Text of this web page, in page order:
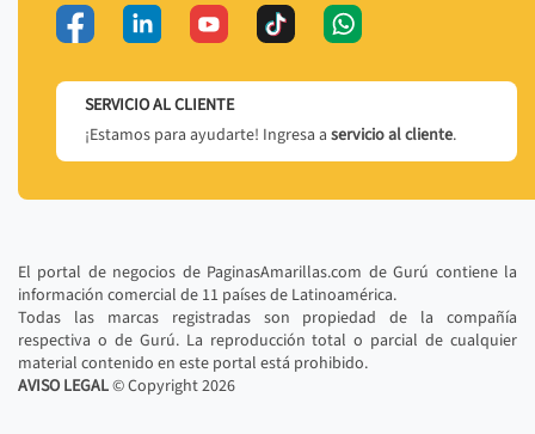
SERVICIO AL CLIENTE
¡Estamos para ayudarte! Ingresa a servicio al cliente.
El portal de negocios de PaginasAmarillas.com de Gurú contiene la
información comercial de 11 países de Latinoamérica.
Todas las marcas registradas son propiedad de la compañía
respectiva o de Gurú. La reproducción total o parcial de cualquier
material contenido en este portal está prohibido.
AVISO LEGAL© Copyright2026